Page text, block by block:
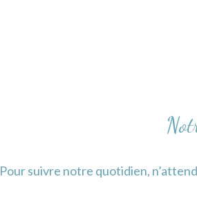
Pour suivre notre quotidien,